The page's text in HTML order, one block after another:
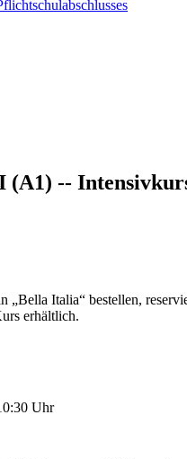
--
„Bella Italia“ bestellen,
erhältlich.
Uhr